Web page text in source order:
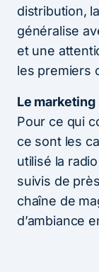
distribution,
généralise
et une
les premiers
Le
Pour ce qui
ce sont les
utilisé la
suivis de
chaîne de
d’ambiance